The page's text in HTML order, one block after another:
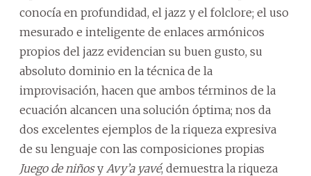
conocía en profundidad, el jazz y el folclore; el uso
mesurado e inteligente de enlaces armónicos
propios del jazz evidencian su buen gusto, su
absoluto dominio en la técnica de la
improvisación, hacen que ambos términos de la
ecuación alcancen una solución óptima; nos da
dos excelentes ejemplos de la riqueza expresiva
de su lenguaje con las composiciones propias
Juego de niñosy Avy’a yavé, demuestra la riqueza